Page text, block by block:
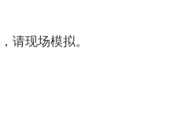
请现场模拟。